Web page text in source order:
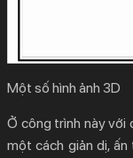
Một số hình ảnh 3D
Ở công trình này với
một cách giản dị,